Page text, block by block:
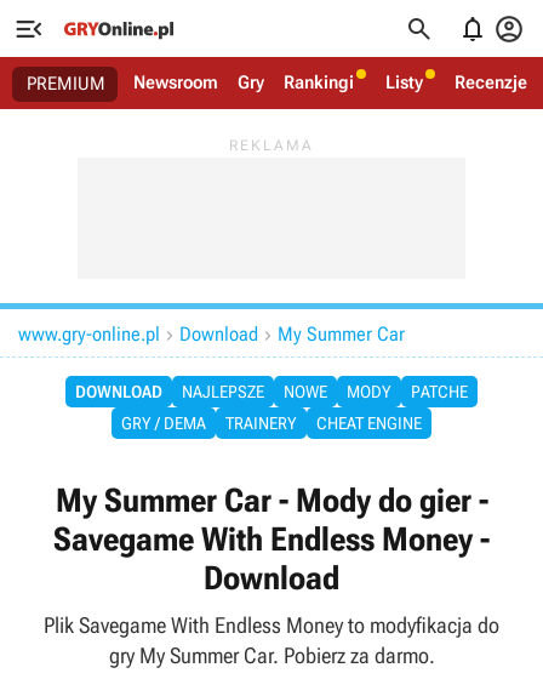
   
PREMIUM Newsroom Gry Rankingi Listy Recenzje
www.gry-online.pl  Download  My Summer Car
DOWNLOAD NAJLEPSZE NOWE MODY
PATCHE
GRY / DEMA
TRAINERY CHEAT ENGINE
My Summer Car - Mody do gier -
Savegame With Endless Money -
Download
Plik Savegame With Endless Money to modyfikacja do
gry My Summer Car. Pobierz za darmo.